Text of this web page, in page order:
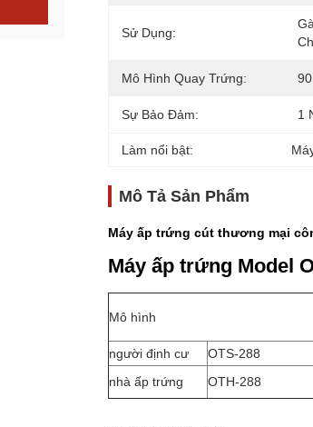
Sử Dụng:
Mô Hình Quay Trứng:
Sự Bảo Đảm: 1
Làm nổi bật:
Mô Tả Sản Phẩm
Máy ấp trứng cút thương mại
Máy ấp trứng Model
Mô hình
người định cư
OTS-288
nhà ấp trứng
OTH-288